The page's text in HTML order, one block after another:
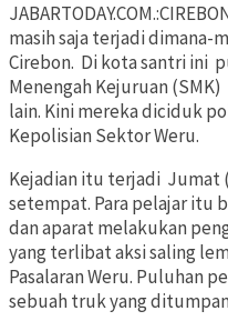
masih saja terjadi
Cirebon. Di kota santri ini
Menengah Kejuruan
lain. Kini mereka diciduk
Kepolisian Sektor Weru.
Kejadian itu terjadi Jumat
setempat. Para pelajar itu
dan aparat melakukan
yang terlibat aksi saling
Pasalaran Weru. Puluhan
sebuah truk yang